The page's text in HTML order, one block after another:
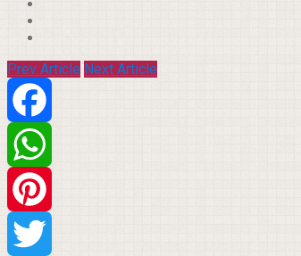
Prev Article Next Article
Facebook
WhatsApp
Pinterest